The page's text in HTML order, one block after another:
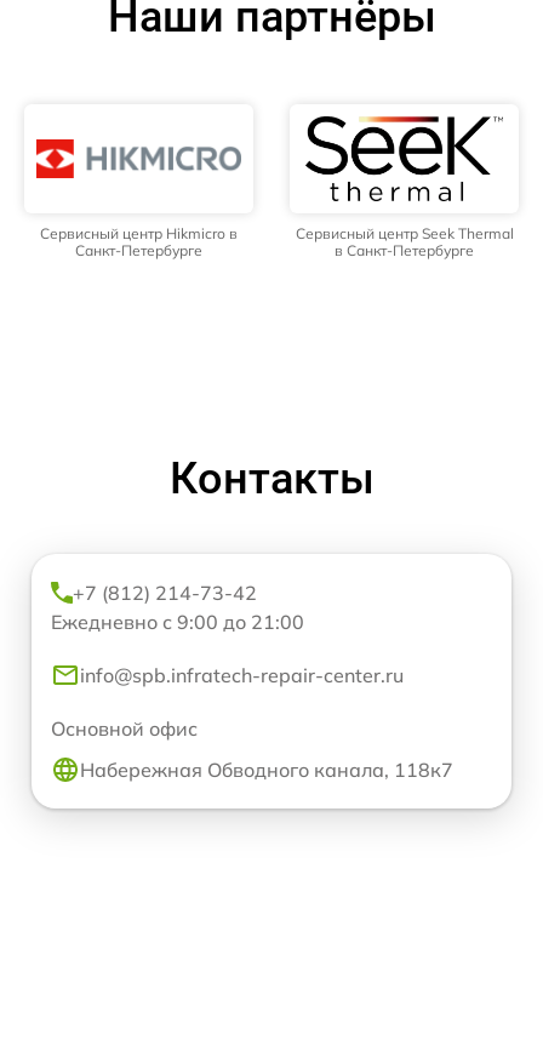
Наши партнёры
Сервисный центр Hikmicro в
Санкт-Петербурге
Сервисный центр Seek Thermal
в Санкт-Петербурге
Контакты
+7 (812) 214-73-42
Ежедневно с 9:00 до 21:00
info@spb.infratech-repair-center.ru
Основной офис
Набережная Обводного канала, 118к7